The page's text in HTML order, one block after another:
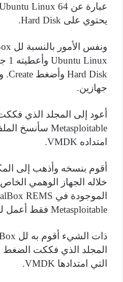
عبارة عن
Linux
يحتوي على Hard Disk
.
ونفس الأمور بالنسبة لل
Ubuntu Linux وأعطيته 1 جيجا ولا أريد إضافة
Hard Disk وأضغط Create
.
جهازين.
أعود إلى المجلد الذي
Metasploitable سأنسخ
امتداده VMDK
.
أقوم بنسخه وأذهب إلى
خلاله الجهاز الوهمي
الموجودة في REMS
Metasploitable فقط أعمل
ذات الشيء أقوم به لل
المجلد الذي فككت الضغط
التي امتدادها VMDK
.